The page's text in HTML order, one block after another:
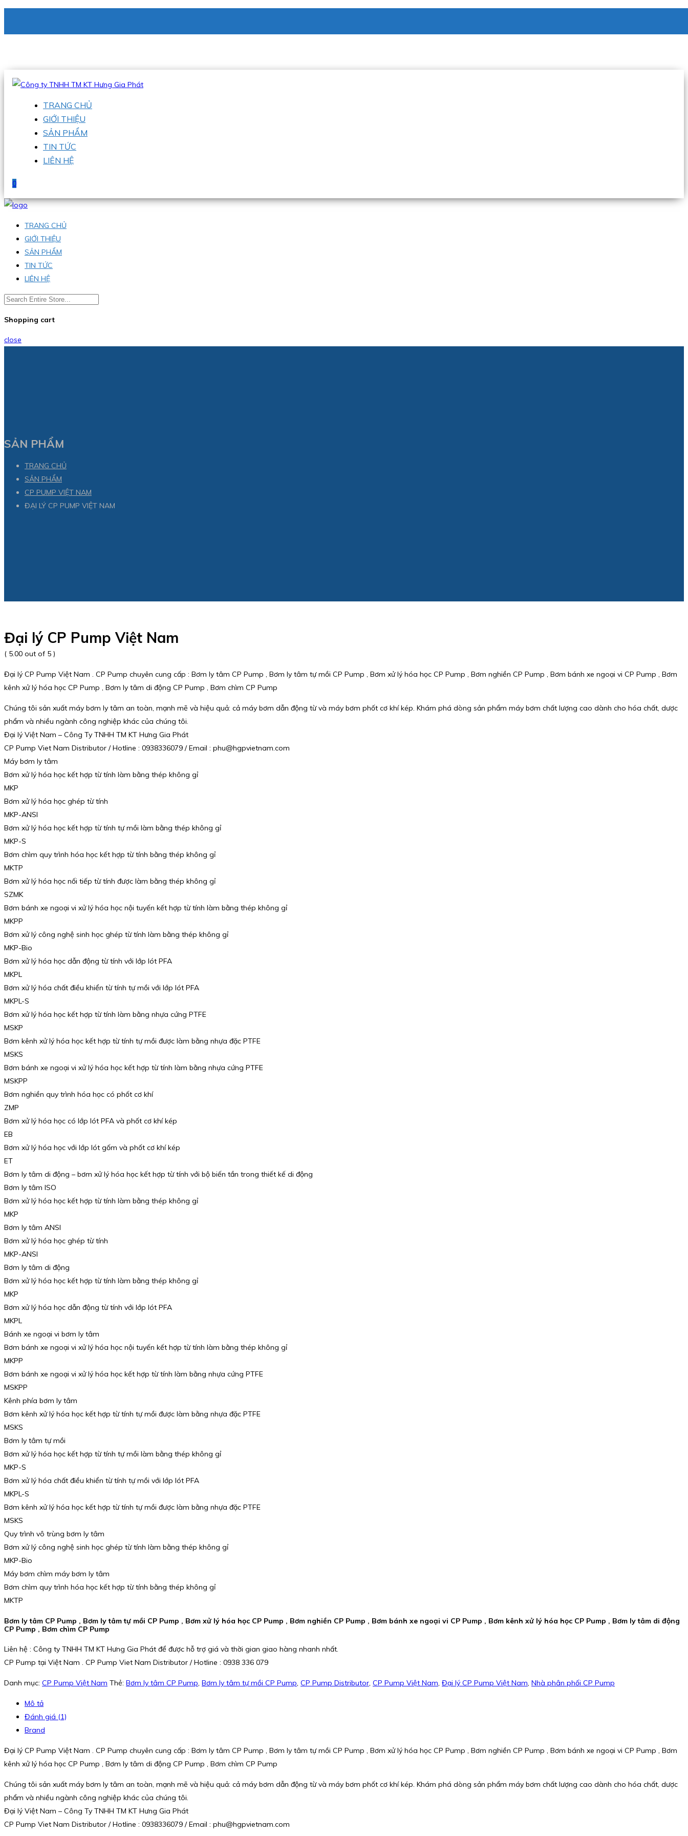
Hotline:0938 336 079
TRANG CHỦ
GIỚI THIỆU
SẢN PHẨM
TIN TỨC
LIÊN HỆ
0
TRANG CHỦ
GIỚI THIỆU
SẢN PHẨM
TIN TỨC
LIÊN HỆ
Shopping cart
close
SẢN PHẨM
TRANG CHỦ
SẢN PHẨM
CP PUMP VIỆT NAM
ĐẠI LÝ CP PUMP VIỆT NAM
Đại lý CP Pump Việt Nam
( 5.00 out of 5 )
Đại lý CP Pump Việt Nam . CP Pump chuyên cung cấp : Bơm ly tâm CP Pump , Bơm ly tâm tự mồi CP Pump , Bơm xử lý hóa học CP Pump , Bơm nghiền CP Pump , Bơm bánh xe ngoại vi CP Pump , Bơm
kênh xử lý hóa học CP Pump , Bơm ly tâm di động CP Pump , Bơm chìm CP Pump
Chúng tôi sản xuất máy bơm ly tâm an toàn, mạnh mẽ và hiệu quả: cả máy bơm dẫn động từ và máy bơm phốt cơ khí kép. Khám phá dòng sản phẩm máy bơm chất lượng cao dành cho hóa chất, dược
phẩm và nhiều ngành công nghiệp khác của chúng tôi.
Đại lý Việt Nam – Công Ty TNHH TM KT Hưng Gia Phát
CP Pump Viet Nam Distributor / Hotline : 0938336079 / Email : phu@hgpvietnam.com
Máy bơm ly tâm
Bơm xử lý hóa học kết hợp từ tính làm bằng thép không gỉ
MKP
Bơm xử lý hóa học ghép từ tính
MKP-ANSI
Bơm xử lý hóa học kết hợp từ tính tự mồi làm bằng thép không gỉ
MKP-S
Bơm chìm quy trình hóa học kết hợp từ tính bằng thép không gỉ
MKTP
Bơm xử lý hóa học nối tiếp từ tính được làm bằng thép không gỉ
SZMK
Bơm bánh xe ngoại vi xử lý hóa học nội tuyến kết hợp từ tính làm bằng thép không gỉ
MKPP
Bơm xử lý công nghệ sinh học ghép từ tính làm bằng thép không gỉ
MKP-Bio
Bơm xử lý hóa học dẫn động từ tính với lớp lót PFA
MKPL
Bơm xử lý hóa chất điều khiển từ tính tự mồi với lớp lót PFA
MKPL-S
Bơm xử lý hóa học kết hợp từ tính làm bằng nhựa cứng PTFE
MSKP
Bơm kênh xử lý hóa học kết hợp từ tính tự mồi được làm bằng nhựa đặc PTFE
MSKS
Bơm bánh xe ngoại vi xử lý hóa học kết hợp từ tính làm bằng nhựa cứng PTFE
MSKPP
Bơm nghiền quy trình hóa học có phốt cơ khí
ZMP
Bơm xử lý hóa học có lớp lót PFA và phốt cơ khí kép
EB
Bơm xử lý hóa học với lớp lót gốm và phốt cơ khí kép
ET
Bơm ly tâm di động – bơm xử lý hóa học kết hợp từ tính với bộ biến tần trong thiết kế di động
Bơm ly tâm ISO
Bơm xử lý hóa học kết hợp từ tính làm bằng thép không gỉ
MKP
Bơm ly tâm ANSI
Bơm xử lý hóa học ghép từ tính
MKP-ANSI
Bơm ly tâm di động
Bơm xử lý hóa học kết hợp từ tính làm bằng thép không gỉ
MKP
Bơm xử lý hóa học dẫn động từ tính với lớp lót PFA
MKPL
Bánh xe ngoại vi bơm ly tâm
Bơm bánh xe ngoại vi xử lý hóa học nội tuyến kết hợp từ tính làm bằng thép không gỉ
MKPP
Bơm bánh xe ngoại vi xử lý hóa học kết hợp từ tính làm bằng nhựa cứng PTFE
MSKPP
Kênh phía bơm ly tâm
Bơm kênh xử lý hóa học kết hợp từ tính tự mồi được làm bằng nhựa đặc PTFE
MSKS
Bơm ly tâm tự mồi
Bơm xử lý hóa học kết hợp từ tính tự mồi làm bằng thép không gỉ
MKP-S
Bơm xử lý hóa chất điều khiển từ tính tự mồi với lớp lót PFA
MKPL-S
Bơm kênh xử lý hóa học kết hợp từ tính tự mồi được làm bằng nhựa đặc PTFE
MSKS
Quy trình vô trùng bơm ly tâm
Bơm xử lý công nghệ sinh học ghép từ tính làm bằng thép không gỉ
MKP-Bio
Máy bơm chìm máy bơm ly tâm
Bơm chìm quy trình hóa học kết hợp từ tính bằng thép không gỉ
MKTP
Bơm ly tâm CP Pump , Bơm ly tâm tự mồi CP Pump , Bơm xử lý hóa học CP Pump , Bơm nghiền CP Pump , Bơm bánh xe ngoại vi CP Pump , Bơm kênh xử lý hóa học CP Pump , Bơm ly tâm di động
CP Pump , Bơm chìm CP Pump
Liên hệ : Công ty TNHH TM KT Hưng Gia Phát để được hỗ trợ giá và thời gian giao hàng nhanh nhất.
CP Pump tại Việt Nam . CP Pump Viet Nam Distributor / Hotline : 0938 336 079
Danh mục: CP Pump Việt Nam Thẻ: Bơm ly tâm CP Pump, Bơm ly tâm tự mồi CP Pump, CP Pump Distributor, CP Pump Việt Nam, Đại lý CP Pump Việt Nam, Nhà phân phối CP Pump
Mô tả
Đánh giá (1)
Brand
Đại lý CP Pump Việt Nam . CP Pump chuyên cung cấp : Bơm ly tâm CP Pump , Bơm ly tâm tự mồi CP Pump , Bơm xử lý hóa học CP Pump , Bơm nghiền CP Pump , Bơm bánh xe ngoại vi CP Pump , Bơm
kênh xử lý hóa học CP Pump , Bơm ly tâm di động CP Pump , Bơm chìm CP Pump
Chúng tôi sản xuất máy bơm ly tâm an toàn, mạnh mẽ và hiệu quả: cả máy bơm dẫn động từ và máy bơm phốt cơ khí kép. Khám phá dòng sản phẩm máy bơm chất lượng cao dành cho hóa chất, dược
phẩm và nhiều ngành công nghiệp khác của chúng tôi.
Đại lý Việt Nam – Công Ty TNHH TM KT Hưng Gia Phát
CP Pump Viet Nam Distributor / Hotline : 0938336079 / Email : phu@hgpvietnam.com